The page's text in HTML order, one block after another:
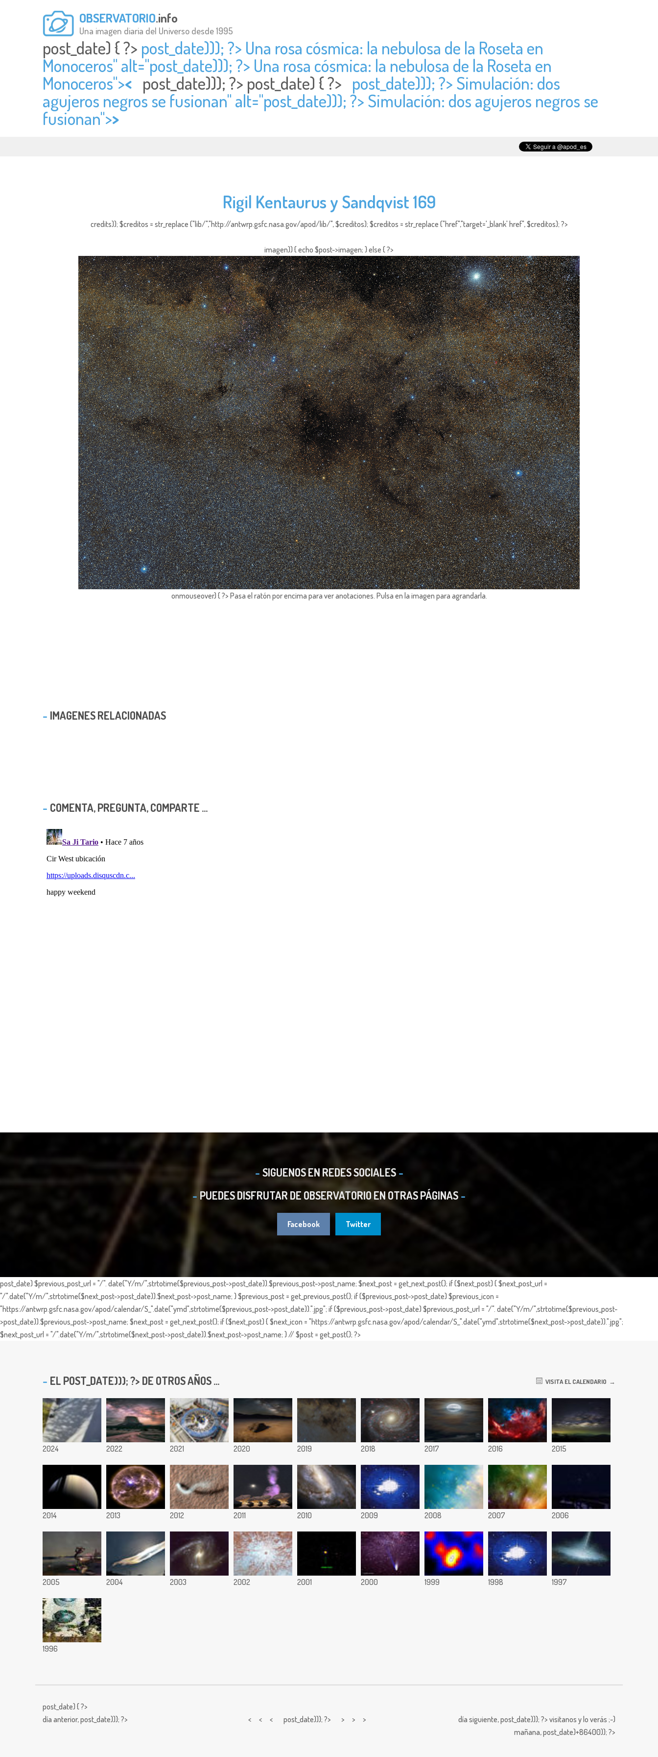
OBSERVATORIO.info
Una imagen diaria del Universo desde 1995
post_date) { ?> post_date))); ?> Una rosa cósmica: la nebulosa de la Roseta en
Monoceros" alt="post_date))); ?> Una rosa cósmica: la nebulosa de la Roseta en
Monoceros">< post_date))); ?> post_date) { ?> post_date))); ?> Simulación: dos
agujeros negros se fusionan" alt="post_date))); ?> Simulación: dos agujeros negros se
fusionan">>
Rigil Kentaurus y Sandqvist 169
credits)); $creditos = str_replace ("lib/","http://antwrp.gsfc.nasa.gov/apod/lib/", $creditos); $creditos = str_replace ("href","target='_blank' href", $creditos); ?>
imagen)) { echo $post->imagen; } else { ?>
onmouseover) { ?> Pasa el ratón por encima para ver anotaciones. Pulsa en la imagen para agrandarla.
IMAGENES RELACIONADAS
COMENTA, PREGUNTA, COMPARTE ...
SIGUENOS EN REDES SOCIALES
PUEDES DISFRUTAR DE OBSERVATORIO EN OTRAS PÁGINAS
Facebook Twitter
post_date) $previous_post_url = "/". date("Y/m/",strtotime($previous_post->post_date)).$previous_post->post_name; $next_post = get_next_post(); if ($next_post) { $next_post_url =
"/".date("Y/m/",strtotime($next_post->post_date)).$next_post->post_name; } $previous_post = get_previous_post(); if ($previous_post->post_date) $previous_icon =
"https://antwrp.gsfc.nasa.gov/apod/calendar/S_".date("ymd",strtotime($previous_post->post_date)).".jpg"; if ($previous_post->post_date) $previous_post_url = "/". date("Y/m/",strtotime($previous_post-
>post_date)).$previous_post->post_name; $next_post = get_next_post(); if ($next_post) { $next_icon = "https://antwrp.gsfc.nasa.gov/apod/calendar/S_".date("ymd",strtotime($next_post->post_date)).".jpg";
$next_post_url = "/".date("Y/m/",strtotime($next_post->post_date)).$next_post->post_name; } // $post = get_post(); ?>
EL POST_DATE))); ?> DE OTROS AÑOS ... VISITA EL CALENDARIO
2024 2022 2021 2020 2019 2018 2017 2016 2015
2014 2013 2012 2011 2010 2009 2008 2007 2006
2005 2004 2003 2002 2001 2000 1999 1998 1997
1996
post_date) { ?>
día anterior,post_date))); ?> < < < post_date))); ?> > > > día siguiente,post_date))); ?> visitanos y lo verás ;-)
mañana,post_date)+86400)); ?>